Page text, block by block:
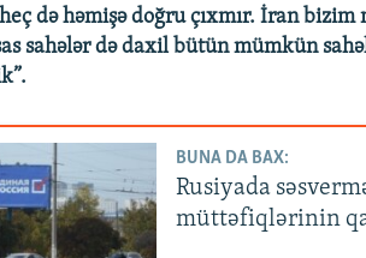
də həmişə doğru çıxmır. İran
sahələr də daxil bütün mümkün
BUNA DA BAX:
Rusiyada
müttəfiqlərinin